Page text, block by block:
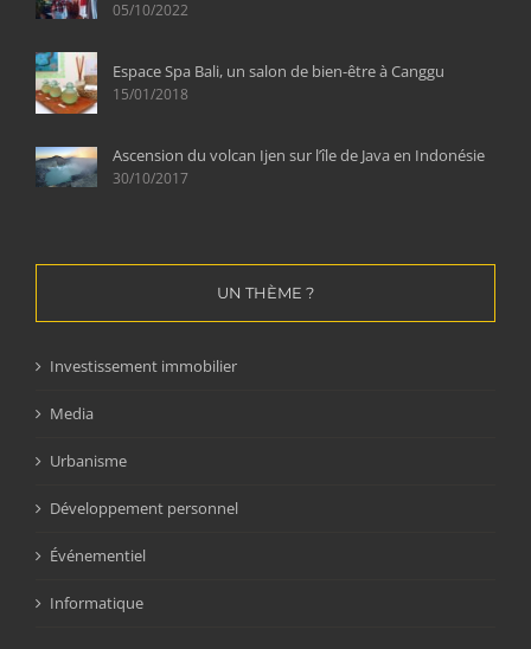
05/10/2022
Espace Spa Bali, un salon de bien-être à Canggu
15/01/2018
Ascension du volcan Ijen sur l’île de Java en Indonésie
30/10/2017
UN THÈME ?
Investissement immobilier
Media
Urbanisme
Développement personnel
Événementiel
Informatique